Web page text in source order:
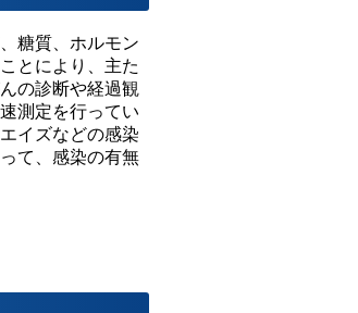
糖質、ホルモン
とにより、主た
の診断や経過観
測定を行ってい
イズなどの感染
て、感染の有無